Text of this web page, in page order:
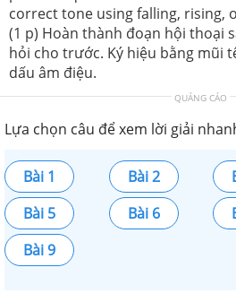
correct tone using falling, rising,
(1 p) Hoàn thành đoạn hội thoại
hỏi cho trước. Ký hiệu bằng mũi
dấu âm điệu.
QUẢNG CÁO
Lựa chọn câu để xem lời giải
Bài 1 Bài 2
Bài 5
Bài 6
Bài 9